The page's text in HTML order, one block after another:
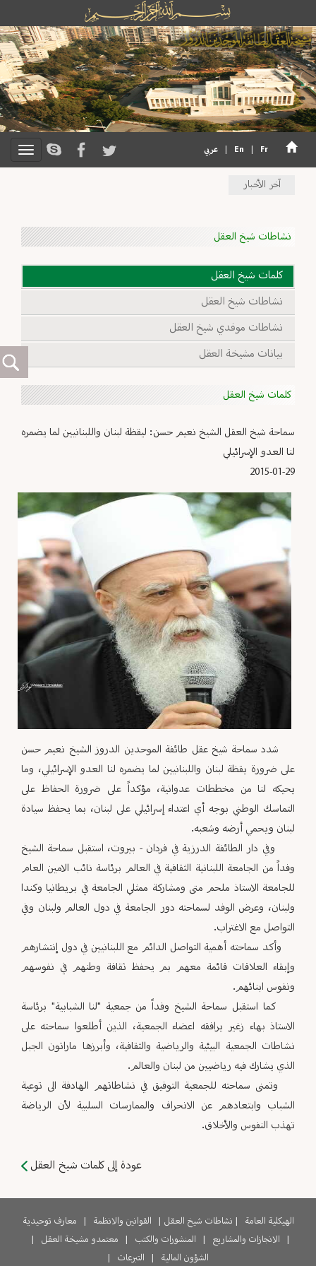
En Fr عربي
آخر الأخبار
نشاطات شيخ العقل
كلمات شيخ العقل
نشاطات شيخ العقل
نشاطات موفدي شيخ العقل
بيانات مشيخة العقل
كلمات شيخ العقل
سماحة شيخ العقل الشيخ نعيم حسن: ليقظة لبنان واللبنانيين لما يضمره
لنا العدو الإسرائيلي
2015-01-29
شدد سماحة شيخ عقل طائفة الموحدين الدروز الشيخ نعيم حسن
على ضرورة يقظة لبنان واللبنانيين لما يضمره لنا العدو الإسرائيلي، وما
يحيكه لنا من مخططات عدوانية، مؤكداً على ضرورة الحفاظ على
التماسك الوطني بوجه أي اعتداء إسرائيلي على لبنان، بما يحفظ سيادة
لبنان ويحمي أرضه وشعبه.
وفي دار الطائفة الدرزية في فردان - بيروت، استقبل سماحة الشيخ
وفداً من الجامعة اللبنانية الثقافية في العالم برئاسة نائب الامين العام
للجامعة الاستاذ ملحم متى ومشاركة ممثلي الجامعة في بريطانيا وكندا
ولبنان، وعرض الوفد لسماحته دور الجامعة في دول العالم ولبنان وفي
التواصل مع الاغتراب.
وأكد سماحته أهمية التواصل الدائم مع اللبنانيين في دول إنتشارهم
وإبقاء العلاقات قائمة معهم بم يحفظ ثقافة وطنهم في نفوسهم
ونفوس ابنائهم.
كما استقبل سماحة الشيخ وفداً من جمعية "لنا الشبابية" برئاسة
الاستاذ بهاء زغير يرافقه اعضاء الجمعية، الذين أطلعوا سماحته على
نشاطات الجمعية البيئية والرياضية والثقافية، وأبرزها ماراتون الجبل
الذي يشارك فيه رياضيين من لبنان والعالم.
وتمنى سماحته للجمعية التوفيق في نشاطاتهم الهادفة الى توعية
الشباب وابتعادهم عن الانحراف والممارسات السلبية لأن الرياضة
تهذب النفوس والأخلاق.
عودة إلى كلمات شيخ العقل
الهيكلية العامة | نشاطات شيخ العقل | القوانين والانظمة |
معارف توحيدية
|
الانجازات والمشاريع | المنشورات والكتب | معتمدو مشيخة العقل
|
الشؤون المالية
| التبرعات |